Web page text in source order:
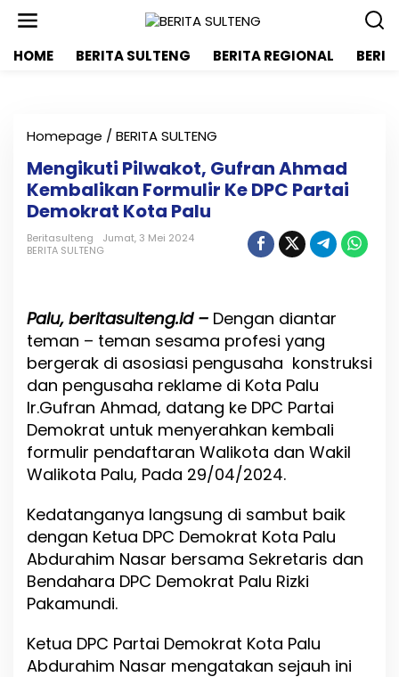
HOME BERITA SULTENG BERITA REGIONAL
Homepage / BERITA SULTENG
n
g
l
w
a
k
o
t
,
G
u
f
a
n
A
h
m
a
e
m
Mengikuti Pilwakot, Gufran Ahmad
Kembalikan Formulir Ke DPC Partai
Demokrat Kota Palu
Beritasulteng
Jumat, 3 Mei 2024
BERITA SULTENG
Palu, beritasulteng.id – Dengan diantar
teman – teman sesama profesi yang
bergerak di asosiasi pengusaha konstruksi
dan pengusaha reklame di Kota Palu
Ir.Gufran Ahmad, datang ke DPC Partai
Demokrat untuk menyerahkan kembali
formulir pendaftaran Walikota dan Wakil
Walikota Palu, Pada 29/04/2024.
Kedatanganya langsung di sambut baik
dengan Ketua DPC Demokrat Kota Palu
Abdurahim Nasar bersama Sekretaris dan
Bendahara DPC Demokrat Palu Rizki
Pakamundi.
Ketua DPC Partai Demokrat Kota Palu
Abdurahim Nasar mengatakan sejauh ini